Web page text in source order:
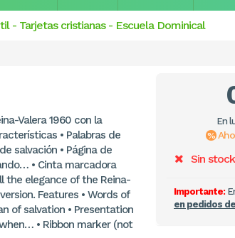
- Tarjetas cristianas - Escuela Dominical
Valera 1960 con la
• Palabras de
salvación • Página de
• Cinta marcadora
the elegance of the Reina-
Features • Words of
of salvation • Presentation
• Ribbon marker (not
En
Sin stock
Importante:
en pedidos de